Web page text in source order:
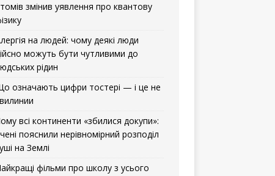
змінив уявлення про квантову
на людей: чому деякі люди
можуть бути чутливими до
рідин
означають цифри тостері — і це не
всі континенти «збилися докупи»:
пояснили нерівномірний розподіл
на Землі
фільми про школу з усього